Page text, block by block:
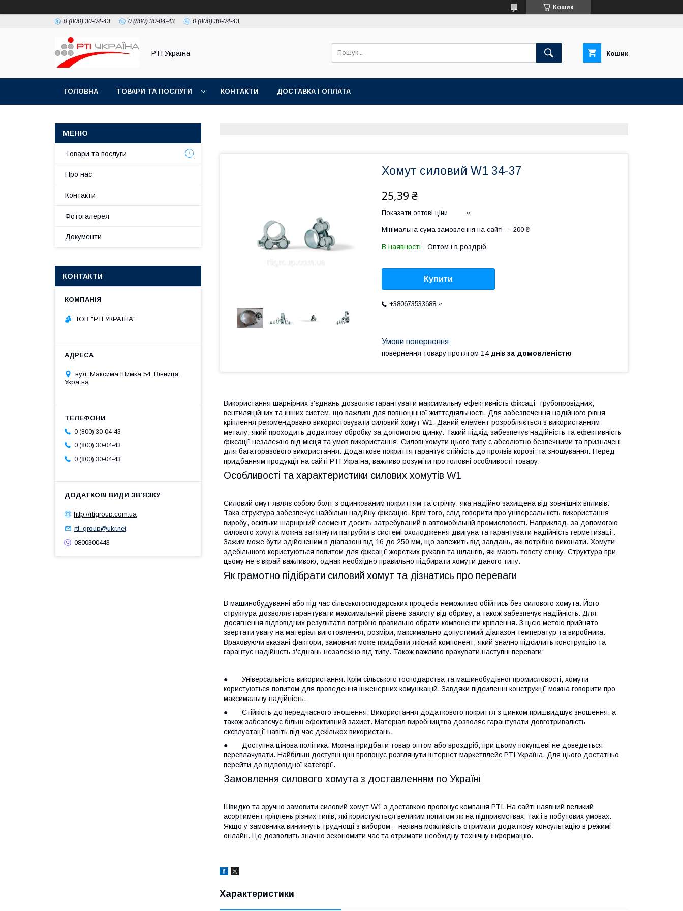
Кошик
0 (800) 30-04-43 0 (800) 30-04-43 0 (800) 30-04-43
РТІ Україна Кошик
ГОЛОВНА ТОВАРИ ТА ПОСЛУГИ КОНТАКТИ ДОСТАВКА І ОПЛАТА
Хомут силовий W1 34-37
25,39 ₴
Показати оптові ціни
Мінімальна сума замовлення на сайті — 200 ₴
В наявності Оптом і в роздріб
Купити
+380673533688
повернення товару протягом 14 днів за домовленістю
Використання шарнірних з'єднань дозволяє гарантувати максимальну ефективність фіксації трубопровідних,
вентиляційних та інших систем, що важливі для повноцінної життєдіяльності. Для забезпечення надійного рівня
кріплення рекомендовано використовувати силовий хомут W1. Даний елемент розробляється з використанням
металу, який проходить додаткову обробку за допомогою цинку. Такий підхід забезпечує надійність та ефективність
фіксації незалежно від місця та умов використання. Силові хомути цього типу є абсолютно безпечними та призначені
для багаторазового використання. Додаткове покриття гарантує стійкість до проявів корозії та зношування. Перед
придбанням продукції на сайті РТІ Україна, важливо розуміти про головні особливості товару.
Особливості та характеристики силових хомутів W1
Силовий омут являє собою болт з оцинкованим покриттям та стрічку, яка надійно захищена від зовнішніх впливів.
Така структура забезпечує найбільш надійну фіксацію. Крім того, слід говорити про універсальність використання
виробу, оскільки шарнірний елемент досить затребуваний в автомобільній промисловості. Наприклад, за допомогою
силового хомута можна затягнути патрубки в системі охолодження двигуна та гарантувати надійність герметизації.
Зажим може бути здійсненим в діапазоні від 16 до 250 мм, що залежить від завдань, які потрібно виконати. Хомути
здебільшого користуються попитом для фіксації жорстких рукавів та шлангів, які мають товсту стінку. Структура при
цьому не є вкрай важливою, однак необхідно правильно підбирати хомути даного типу.
Як грамотно підібрати силовий хомут та дізнатись про переваги
В машинобудуванні або під час сільськогосподарських процесів неможливо обійтись без силового хомута. Його
структура дозволяє гарантувати максимальний рівень захисту від обриву, а також забезпечує надійність. Для
досягнення відповідних результатів потрібно правильно обрати компоненти кріплення. З цією метою прийнято
звертати увагу на матеріал виготовлення, розміри, максимально допустимий діапазон температур та виробника.
Враховуючи вказані фактори, замовник може придбати якісний компонент, який значно підсилить конструкцію та
гарантує надійність з'єднань незалежно від типу. Також важливо врахувати наступні переваги:
● Універсальність використання. Крім сільського господарства та машинобудівної промисловості, хомути
користуються попитом для проведення інженерних комунікацій. Завдяки підсиленні конструкції можна говорити про
максимальну надійність.
● Стійкість до передчасного зношення. Використання додаткового покриття з цинком пришвидшує зношення, а
також забезпечує більш ефективний захист. Матеріал виробництва дозволяє гарантувати довготривалість
експлуатації навіть під час декількох використань.
● Доступна цінова політика. Можна придбати товар оптом або вроздріб, при цьому покупцеві не доведеться
переплачувати. Найбільш доступні ціні пропонує розглянути інтернет маркетплейс РТІ Україна. Для цього достатньо
перейти до відповідної категорії.
Замовлення силового хомута з доставленням по Україні
Швидко та зручно замовити силовий хомут W1 з доставкою пропонує компанія РТІ. На сайті наявний великий
асортимент кріплень різних типів, які користуються великим попитом як на підприємствах, так і в побутових умовах.
Якщо у замовника виникнуть труднощі з вибором – наявна можливість отримати додаткову консультацію в режимі
онлайн. Це дозволить значно зекономити час та отримати необхідну технічну інформацію.
Характеристики
Товари та послуги
Про нас
Контакти
Фотогалерея
Документи
КОНТАКТИ
ТОВ "РТІ УКРАЇНА"
вул. Максима Шимка 54, Вінниця,
Україна
0 (800) 30-04-43
0 (800) 30-04-43
0 (800) 30-04-43
http://rtigroup.com.ua
rti_group@ukr.net
0800300443